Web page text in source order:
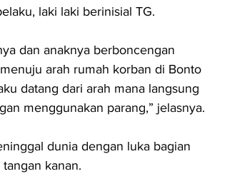
laki laki berinisial TG.
dan anaknya berboncengan
arah rumah korban di Bonto
datang dari arah mana langsung
menggunakan parang,” jelasnya.
dunia dengan luka bagian
kanan.